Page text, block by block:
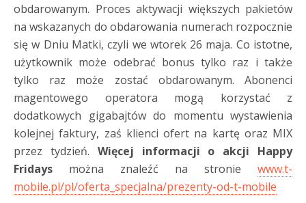
obdarowanym. Proces aktywacji większych pakietów
na wskazanych do obdarowania numerach rozpocznie
się w Dniu Matki, czyli we wtorek 26 maja. Co istotne,
użytkownik może odebrać bonus tylko raz i także
tylko raz może zostać obdarowanym. Abonenci
magentowego operatora mogą korzystać z
dodatkowych gigabajtów do momentu wystawienia
kolejnej faktury, zaś klienci ofert na kartę oraz MIX
przez tydzień. Więcej informacji o akcji Happy
Fridays można znaleźć na stronie www.t-
mobile.pl/pl/oferta_specjalna/prezenty-od-t-mobile